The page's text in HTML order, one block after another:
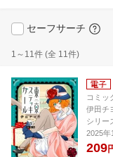
セーフサーチ
1～11件 (全 11件)
コミッ
伊田チ
シリー
2025年
209